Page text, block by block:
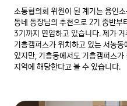
소통협의회 위원이 된 계기는 용인
동네 동장님의 추천으로 2기 중반부
3기까지 연임하고 있습니다. 제가
기흥캠퍼스가 위치하고 있는 서농
있지만, 기흥동에서도 기흥캠퍼스
지역에 해당한다고 볼 수 있습니다.